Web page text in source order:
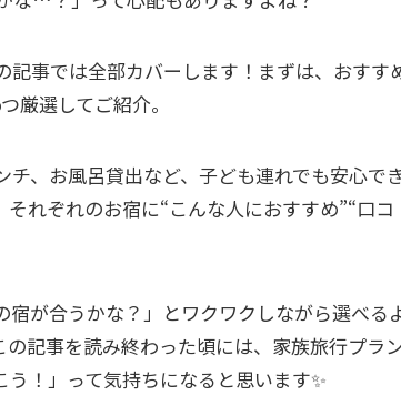
事では全部カバーします！まずは、おすす
厳選してご紹介。
、お風呂貸出など、子ども連れでも安心で
れぞれのお宿に“こんな人におすすめ”“口コ
が合うかな？」とワクワクしながら選べる
記事を読み終わった頃には、家族旅行プラ
！」って気持ちになると思います✨